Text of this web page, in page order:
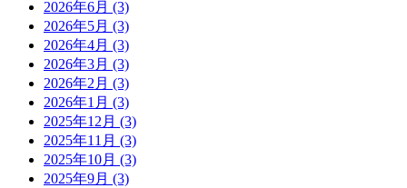
2026年6月 (3)
2026年5月 (3)
2026年4月 (3)
2026年3月 (3)
2026年2月 (3)
2026年1月 (3)
2025年12月 (3)
2025年11月 (3)
2025年10月 (3)
2025年9月 (3)